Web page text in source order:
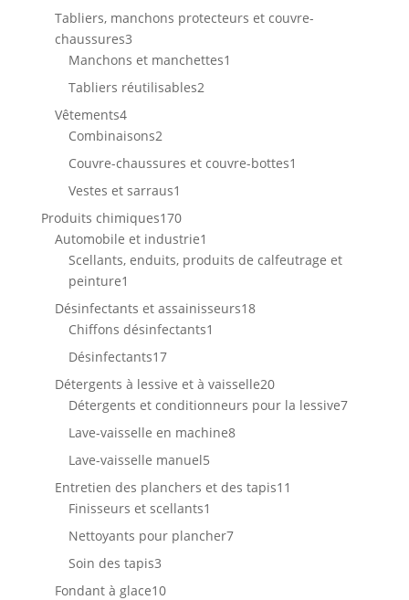
Tabliers, manchons protecteurs et couvre-
chaussures33
produits
Manchons et manchettes1
Tabliers réutilisables22
Vêtements44
produits
Combinaisons22
produits
Couvre-chaussures et couvre-bottes1
Vestes et sarraus1
produit
Produits chimiques170170
produits
Automobile et industrie1
produit
Scellants, enduits, produits de calfeutrage et
peinture1
produit
Désinfectants et assainisseurs1818
Chiffons désinfectants1
Désinfectants1717
produits
Détergents à lessive et à vaisselle2020
produits
Détergents et conditionneurs pour la lessive77
Lave-vaisselle en machine88
Lave-vaisselle manuel55
produits
Entretien des planchers et des tapis11
Finisseurs et scellants1
produit
Nettoyants pour plancher77
Soin des tapis33
produits
Fondant à glace1010